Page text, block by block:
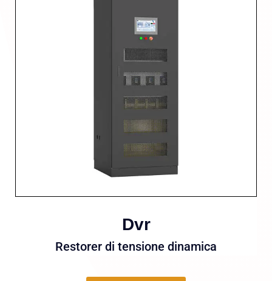
Dvr
Restorer di tensione dinamica